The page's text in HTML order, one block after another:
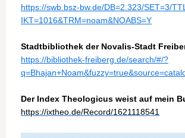
https://swb.bsz-bw.de/DB=2.323/SET=3/
IKT=1016&TRM=noam&NOABS=Y
Stadtbibliothek der Novalis-Stadt
https://bibliothek-freiberg.de/search/#/?
Der Index Theologicus weist auf mein
https://ixtheo.de/Record/1621118541